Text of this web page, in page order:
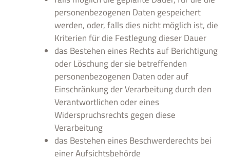
personenbezogenen Daten gespeichert
werden, oder, falls dies nicht möglich ist, die
Kriterien für die Festlegung dieser Dauer
das Bestehen eines Rechts auf Berichtigung
oder Löschung der sie betreffenden
personenbezogenen Daten oder auf
Einschränkung der Verarbeitung durch den
Verantwortlichen oder eines
Widerspruchsrechts gegen diese
Verarbeitung
das Bestehen eines Beschwerderechts bei
einer Aufsichtsbehörde